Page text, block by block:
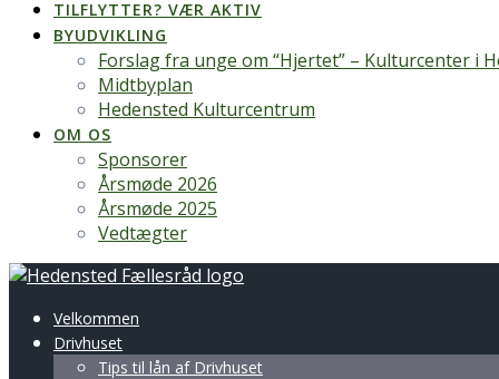
TILFLYTTER? VÆR AKTIV
BYUDVIKLING
Forslag fra unge om “Hjertet” – Kulturcenter i
Midtbyplan
Hedensted Kulturcentrum
OM OS
Sponsorer
Årsmøde 2026
Årsmøde 2025
Vedtægter
Velkommen
Drivhuset
Tips til lån af Drivhuset